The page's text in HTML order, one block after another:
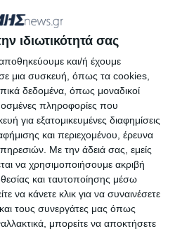
ιδιωτικότητά σας
και/ή έχουμε
μια συσκευή, όπως τα cookies,
δεδομένα, όπως μοναδικοί
πληροφορίες που
για εξατομικευμένες διαφημίσεις
και περιεχομένου, έρευνα
Με την άδειά σας, εμείς
να χρησιμοποιήσουμε ακριβή
και ταυτοποίησης μέσω
κάνετε κλικ για να συναινέσετε
τους συνεργάτες μας όπως
μπορείτε να αποκτήσετε
μια έκταση λίγων
αλλά και κάποια
στο δάσος του
άμεσα. Αυτό
να ξεχνάμε είναι πως
ο Δήμος συγκεντρώνει
ενώ από το δασάκι του
σημαντικές
που είχαν απορριφθεί
κίνδυνο πυρκαγιάς.